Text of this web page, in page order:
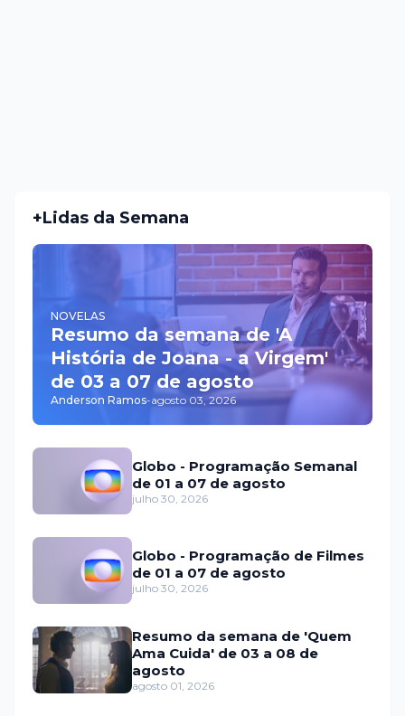
+Lidas da Semana
NOVELAS
Resumo da semana de 'A
História de Joana - a Virgem'
de 03 a 07 de agosto
Anderson Ramos-agosto 03, 2026
Globo - Programação Semanal
de 01 a 07 de agosto
julho 30, 2026
Globo - Programação de Filmes
de 01 a 07 de agosto
julho 30, 2026
Resumo da semana de 'Quem
Ama Cuida' de 03 a 08 de
agosto
agosto 01, 2026